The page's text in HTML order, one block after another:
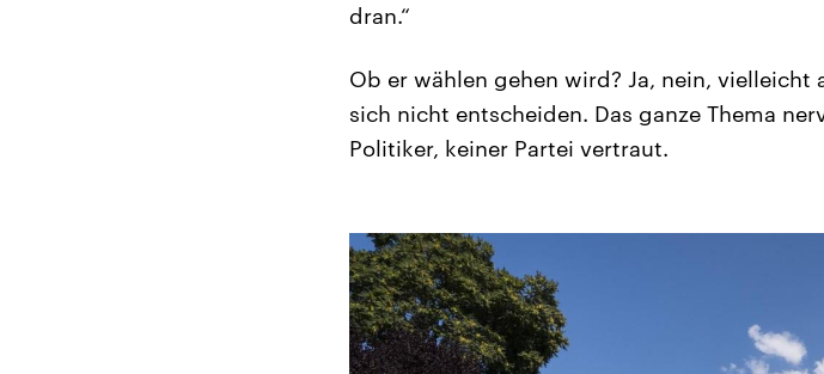
dran.“
Ob er wählen gehen wird? Ja, nein,
sich nicht entscheiden. Das ganze Thema
Politiker, keiner Partei vertraut.